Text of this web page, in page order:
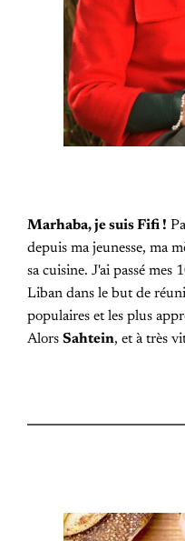
Marhaba, je suis Fifi !
depuis ma jeunesse, ma
sa cuisine. J'ai passé mes
Liban dans le but de
populaires et les plus
Alors Sahtein, et à très